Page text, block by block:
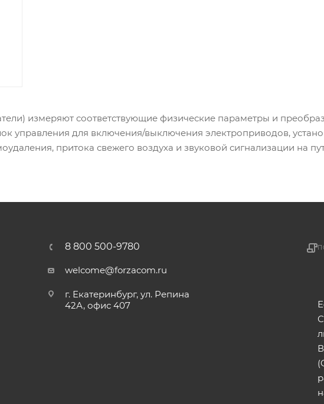
измеряют соответствующие физические параметры и
управления для включения/выключения электроприводов,
притока свежего воздуха и звуковой сигнализации на
8 800 500-9780
welcome@forzacom.ru
г. Екатеринбург, ул. Репина
42А, офис 407